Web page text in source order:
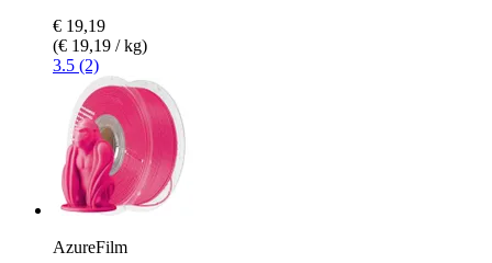
€ 19,19
(€ 19,19 / kg)
3.5 (2)
AzureFilm